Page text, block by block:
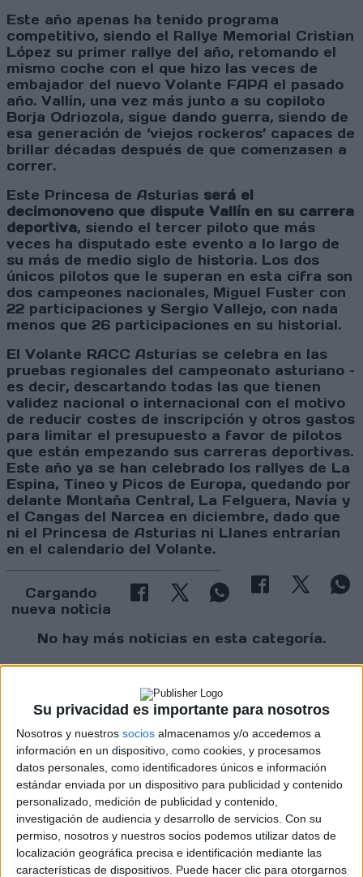
Su privacidad es importante para nosotros
Nosotros y nuestros socios almacenamos y/o accedemos a
información en un dispositivo, como cookies, y procesamos
datos personales, como identificadores únicos e información
estándar enviada por un dispositivo para publicidad y contenido
personalizado, medición de publicidad y contenido,
investigación de audiencia y desarrollo de servicios. Con su
permiso, nosotros y nuestros socios podemos utilizar datos de
localización geográfica precisa e identificación mediante las
características de dispositivos. Puede hacer clic para otorgarnos
Este año apenas ha tenido programa
competitivo, siendo el Rallye Memorial Cristian
López su primer rallye del año, retomando el
mismo coche con el que hizo las veces de
embajador del nuevo Volante FAPA el pasado
año. Vallín, una vez más junto a su copiloto
Borja Odriozola, sigue dando guerra, siendo de
esa generación de ‘viejos rockeros’ capaces de
brillar décadas después de que comenzasen a
correr.
Este Princesa de Asturias será el
decimonoveno que dispute Vallín en su carrera
deportiva, siendo el tercer piloto que más
veces ha disputado este evento a lo largo de
su más de medio siglo de historia. Los dos
únicos pilotos que le superan en esta cifra son
dos campeones nacionales, Miguel Fuster con
22 participaciones y Sergio Vallejo, con nada
menos que 26 participaciones en su historial.
El Volante RACC Asturias se celebra en las
pruebas regionales del campeonato asturiano –
es decir, descartando todas las que tienen
validez nacional o internacional con el motivo
de reducir costes de inscripción y otros gastos
para limitar el presupuesto a favor de pilotos
que están empezando sus carreras deportivas.
Este año ya se han celebrado los rallyes de La
Espina, Tineo y Picos de Europa, quedando por
delante Montaña Central, La Felguera, Navía y
el Cangas del Narcea en diciembre, dado que
ni el Princesa de Asturias ni Llanes entrarían
en el calendario del Volante.
Cargando
nueva noticia
No hay más noticias en esta categoría.
Rallyes